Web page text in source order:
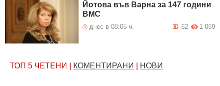
Йотова във Варна за 147 години
ВМС
днес в 08:05 ч. 1 069
62
ТОП 5 ЧЕТЕНИ КОМЕНТИРАНИ НОВИ